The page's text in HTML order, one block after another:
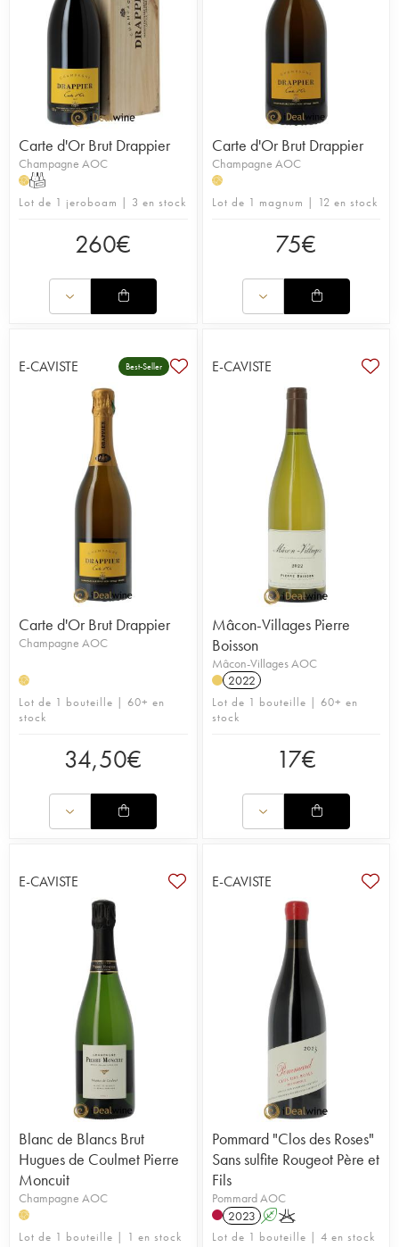
Carte d'Or Brut Drappier
Champagne AOC
HT
Lot de 1 jeroboam | 3 en stock
260€
Carte d'Or Brut Drappier
Champagne AOC
H
Lot de 1 magnum | 12 en stock
75€
E-CAVISTE Best-Seller
Carte d'Or Brut Drappier
Champagne AOC
H
Lot de 1 bouteille | 60+ en
stock
34,50€
E-CAVISTE
Mâcon-Villages Pierre
Boisson
Mâcon-Villages AOC
2022
Lot de 1 bouteille | 60+ en
stock
17€
E-CAVISTE
Blanc de Blancs Brut
Hugues de Coulmet Pierre
Moncuit
Champagne AOC
H
Lot de 1 bouteille | 1 en stock
E-CAVISTE
Pommard "Clos des Roses"
Sans sulfite Rougeot Père et
Fils
Pommard AOC
2023 AK
Lot de 1 bouteille | 4 en stock